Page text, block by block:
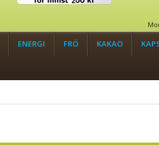
ENERGI FRÖ KAKAO